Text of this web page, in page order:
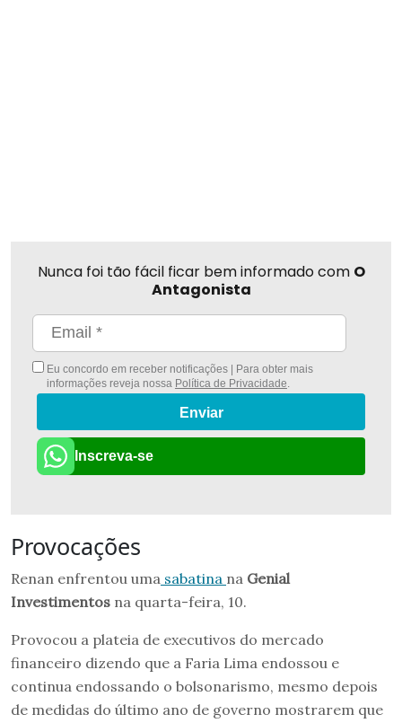
Nunca foi tão fácil ficar bem informado com O
Antagonista
Eu concordo em receber notificações | Para obter mais
informações reveja nossa Política de Privacidade.
Enviar
Inscreva-se
Provocações
Renan enfrentou uma sabatina na Genial
Investimentos na quarta-feira, 10.
Provocou a plateia de executivos do mercado
financeiro dizendo que a Faria Lima endossou e
continua endossando o bolsonarismo, mesmo depois
de medidas do último ano de governo mostrarem que